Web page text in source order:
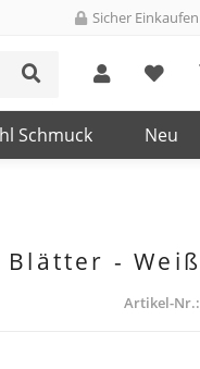
Sicher Einkaufen
Schmuck Neu
- Weiß
Artikel-Nr.: